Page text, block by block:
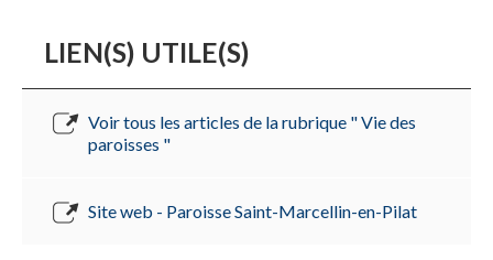
LIEN(S) UTILE(S)
Voir tous les articles de la rubrique " Vie des
paroisses "
Site web - Paroisse Saint-Marcellin-en-Pilat